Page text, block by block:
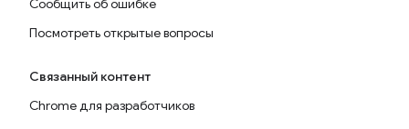
Сообщить об ошибке
Посмотреть открытые вопросы
Связанный контент
Chrome для разработчиков